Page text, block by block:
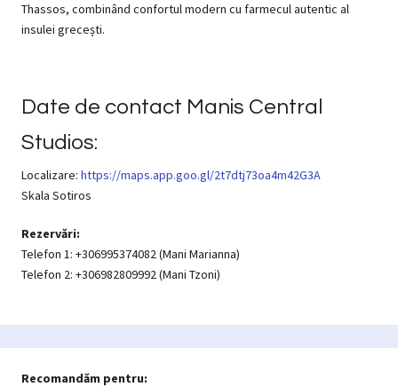
Thassos, combinând confortul modern cu farmecul autentic al
insulei grecești.
Date de contact Manis Central
Studios:
Localizare: https://maps.app.goo.gl/2t7dtj73oa4m42G3A
Skala Sotiros
Rezervări:
Telefon 1: +306995374082 (Mani Marianna)
Telefon 2: +306982809992 (Mani Tzoni)
Recomandăm pentru: